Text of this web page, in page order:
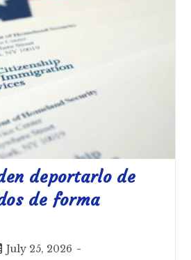
deportarlo de
de forma
July 25, 2026